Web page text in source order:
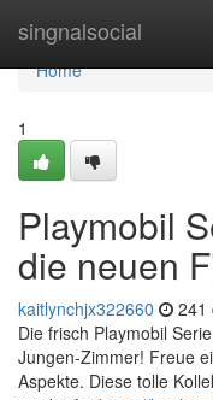
singnalsocial
Home
Home
1
Playmobil
die neuen
kaitlynchjx322660 241
Die frisch Playmobil
Jungen-Zimmer! Freue
Aspekte. Diese tolle